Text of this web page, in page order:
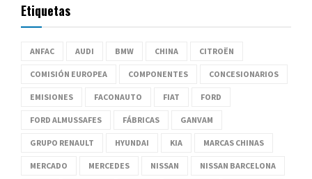
Etiquetas
ANFAC AUDI BMW CHINA CITROËN
COMISIÓN EUROPEA COMPONENTES CONCESIONARIOS
EMISIONES FACONAUTO FIAT FORD
FORD ALMUSSAFES FÁBRICAS GANVAM
GRUPO RENAULT HYUNDAI KIA MARCAS CHINAS
MERCADO MERCEDES NISSAN NISSAN BARCELONA